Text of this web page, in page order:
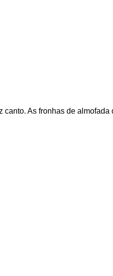
As fronhas de